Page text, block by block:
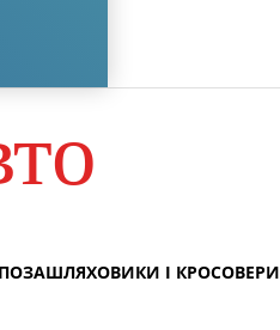
ПОЗАШЛЯХОВИКИ І КРОСОВЕРИ